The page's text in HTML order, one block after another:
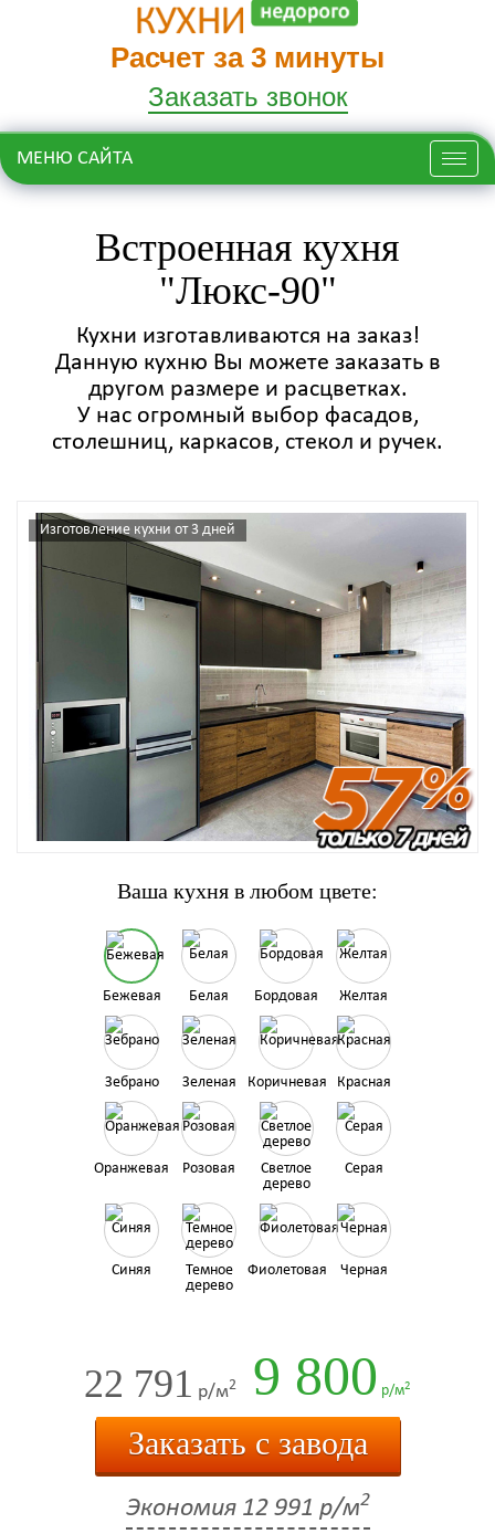
Расчет за 3 минуты
Заказать звонок
Меню
МЕНЮ САЙТА
Встроенная кухня
"Люкс-90"
Кухни изготавливаются на заказ!
Данную кухню Вы можете заказать в
другом размере и расцветках.
У нас огромный выбор фасадов,
столешниц, каркасов, стекол и ручек.
Изготовление кухни от 3 дней
Ваша кухня в любом цвете:
Бежевая Белая Бордовая Желтая
Зебрано Зеленая Коричневая Красная
Оранжевая Розовая
Светлое
дерево
Серая
Синяя
Темное
дерево
Фиолетовая Черная
22 791 р/м2 9 800 р/м2
Заказать с завода
Экономия 12 991 р/м2